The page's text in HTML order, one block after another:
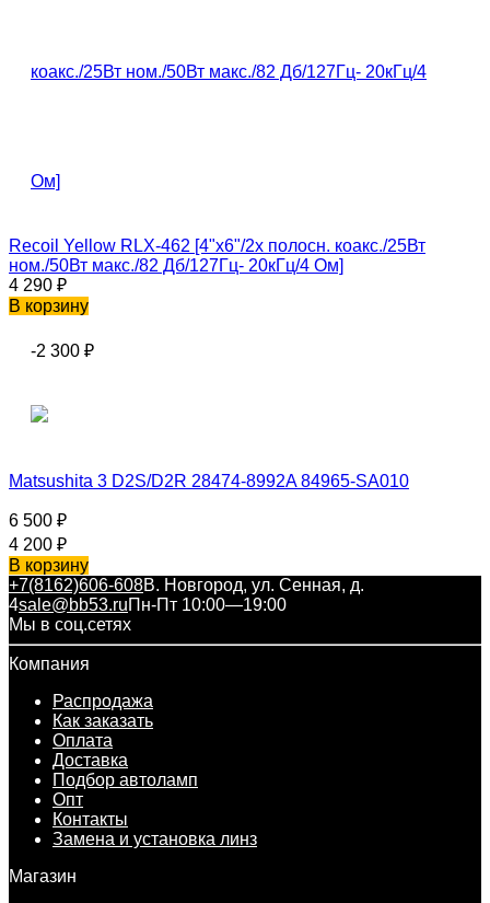
Recoil Yellow RLX-462 [4"x6"/2х полосн. коакс./25Вт
ном./50Вт макс./82 Дб/127Гц- 20кГц/4 Ом]
4 290 ₽
В корзину
-2 300 ₽
Matsushita 3 D2S/D2R 28474-8992A 84965-SA010
6 500 ₽
4 200 ₽
В корзину
+7(8162)606-608В. Новгород, ул. Сенная, д.
4sale@bb53.ruПн-Пт 10:00—19:00
Мы в соц.сетях
Компания
Распродажа
Как заказать
Оплата
Доставка
Подбор автоламп
Опт
Контакты
Замена и установка линз
Магазин